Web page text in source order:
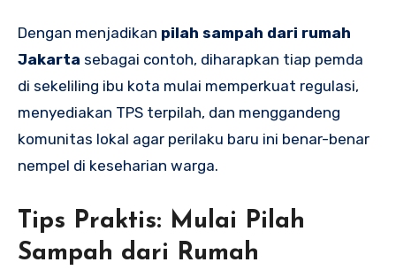
Dengan menjadikan pilah sampah dari rumah
Jakarta sebagai contoh, diharapkan tiap pemda
di sekeliling ibu kota mulai memperkuat regulasi,
menyediakan TPS terpilah, dan menggandeng
komunitas lokal agar perilaku baru ini benar-benar
nempel di keseharian warga.
Tips Praktis: Mulai Pilah
Sampah dari Rumah